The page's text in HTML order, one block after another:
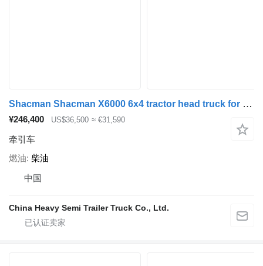
Shacman Shacman X6000 6x4 tractor head truck for sale
¥246,400 US$36,500 ≈ €31,590
牵引车
燃油 柴油
中国
China Heavy Semi Trailer Truck Co., Ltd.